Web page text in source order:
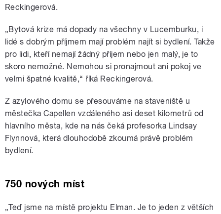
Reckingerová.
„Bytová krize má dopady na všechny v Lucemburku, i
lidé s dobrým příjmem mají problém najít si bydlení. Takže
pro lidi, kteří nemají žádný příjem nebo jen malý, je to
skoro nemožné. Nemohou si pronajmout ani pokoj ve
velmi špatné kvalitě,“ říká Reckingerová.
Z azylového domu se přesouváme na staveniště u
městečka Capellen vzdáleného asi deset kilometrů od
hlavního města, kde na nás čeká profesorka Lindsay
Flynnová, která dlouhodobě zkoumá právě problém
bydlení.
750 nových míst
„Teď jsme na místě projektu Elman. Je to jeden z větších